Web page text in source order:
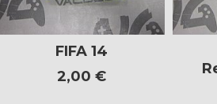
FIFA 14
2,00 €